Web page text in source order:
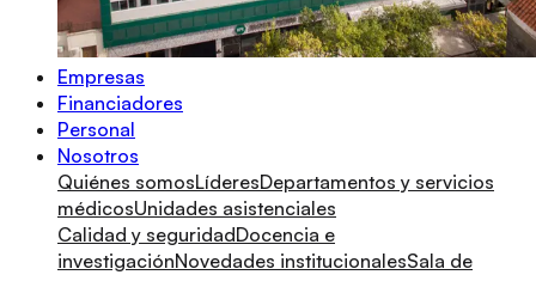
Empresas
Financiadores
Personal
Nosotros
Quiénes somosLíderesDepartamentos y servicios
médicosUnidades asistenciales
Calidad y seguridadDocencia e
investigaciónNovedades institucionalesSala de